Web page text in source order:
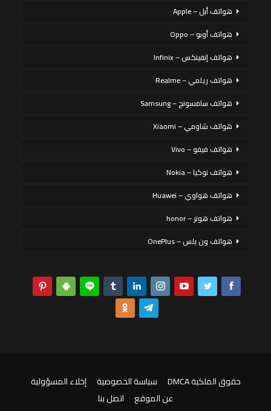
هواتف أبل – Apple
هواتف أوبو – Oppo
هواتف إنفينكس – Infinix
هواتف ريلمي – Realme
هواتف سامسونج – Samsung
هواتف شاومي – Xiaomi
هواتف فيفو – Vivo
هواتف نوكيا – Nokia
هواتف هواوي – Huawei
هواتف هونر – honor
هواتف ون بلس – OnePlus
حقوق الملكية DMCA سياسة الخصوصية
إخلاء المسؤولية
عن الموقع
اتصل بنا